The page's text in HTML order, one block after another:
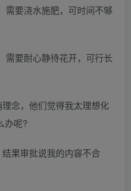
需要浇水施肥，可时间不够
需要耐心静待花开，可行长
念，他们觉得我太理想化
办呢?
果审批说我的内容不合